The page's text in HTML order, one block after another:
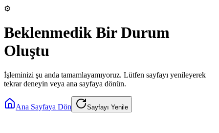
⚙️
Beklenmedik Bir Durum
Oluştu
İşleminizi şu anda tamamlayamıyoruz. Lütfen sayfayı yenileyerek
tekrar deneyin veya ana sayfaya dönün.
Ana Sayfaya Dön Sayfayı Yenile